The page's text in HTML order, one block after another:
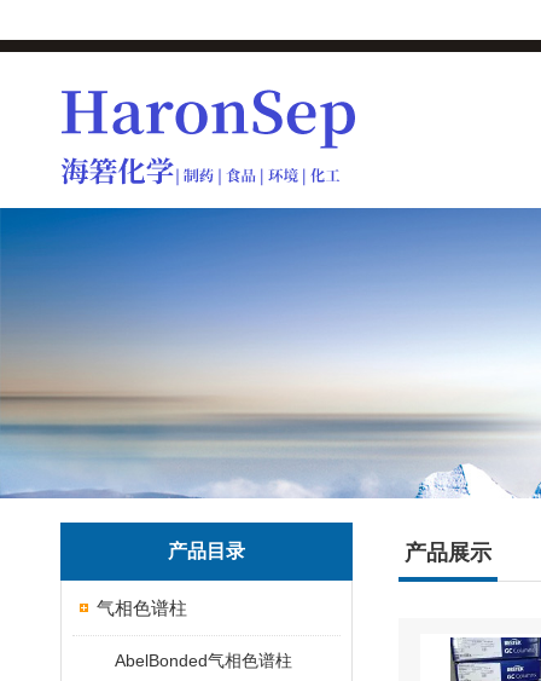
产品目录
气相色谱柱
AbelBonded气相色谱柱
产品展示